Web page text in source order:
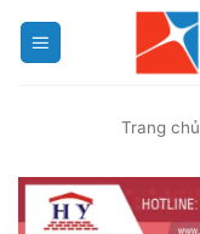
Trang chủ